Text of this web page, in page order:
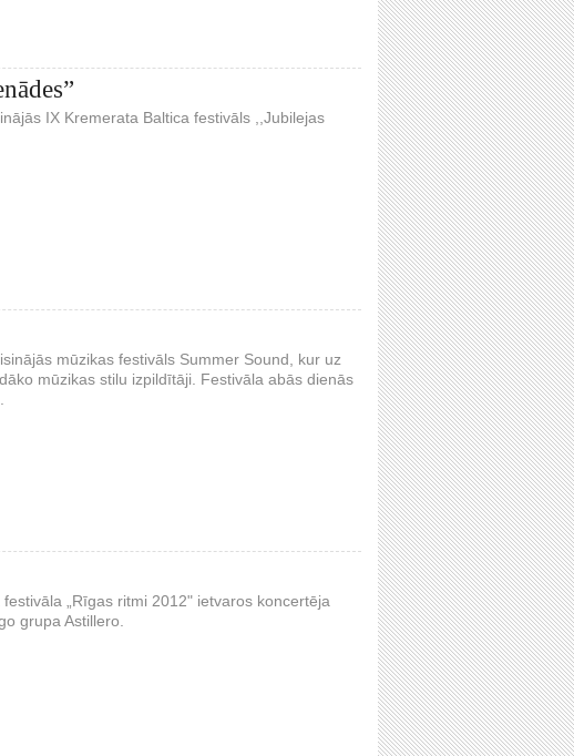
IX Kremerata Baltica festivāls ,,Jubilejas
mūzikas festivāls Summer Sound, kur uz
mūzikas stilu izpildītāji. Festivāla abās dienās
„Rīgas ritmi 2012" ietvaros koncertēja
grupa Astillero.